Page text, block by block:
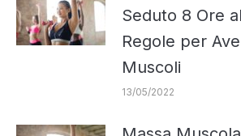
Seduto 8 Ore
Regole per
Muscoli
13/05/2022